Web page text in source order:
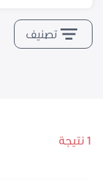
تصنيف
1 نتيجة